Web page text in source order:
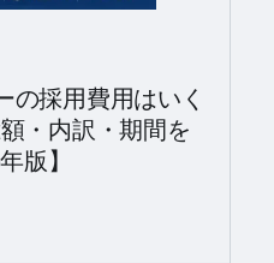
の採用費用はいく
・内訳・期間を
版】